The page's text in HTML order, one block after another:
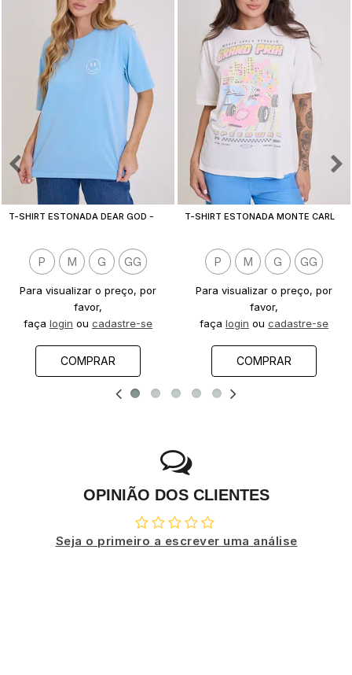
P M G GG
Para visualizar o preço, por
favor,
faça login ou cadastre-se
COMPRAR
P M G GG
Para visualizar o preço, por
favor,
faça login ou cadastre-se
COMPRAR
OPINIÃO DOS CLIENTES
Seja o primeiro a escrever uma análise